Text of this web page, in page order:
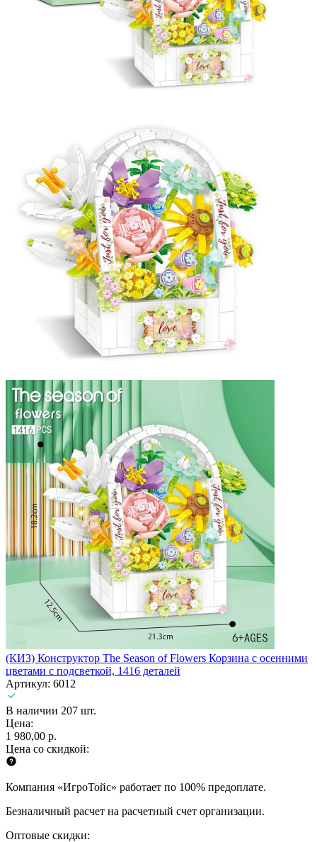
(КИЗ) Конструктор The Season of Flowers Корзина с осенними
цветами с подсветкой, 1416 деталей
Артикул: 6012
В наличии 207 шт.
Цена:
1 980,00 р.
Цена со скидкой:
Компания «ИгроТойс» работает по 100% предоплате.
Безналичный расчет на расчетный счет организации.
Оптовые скидки: